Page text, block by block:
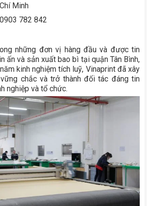
Minh
782 842
những đơn vị hàng đầu và được tin
ấn và sản xuất bao bì tại quận Tân Bình,
kinh nghiệm tích luỹ, Vinaprint đã xây
chắc và trở thành đối tác đáng tin
nghiệp và tổ chức.